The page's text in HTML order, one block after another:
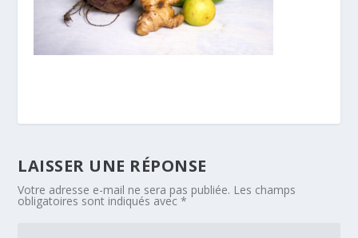
LAISSER UNE RÉPONSE
Votre adresse e-mail ne sera pas publiée. Les champs
obligatoires sont indiqués avec*